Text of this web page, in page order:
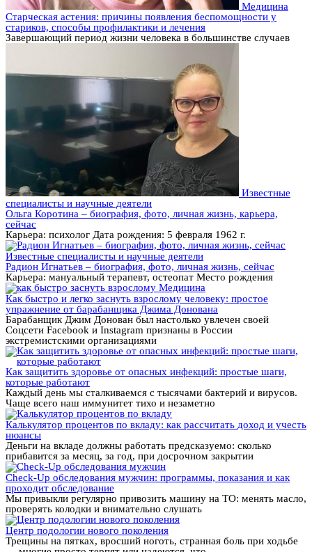
Медицина
Старческая астения: причины появления беспомощности у
стариков, способы профилактики и лечения
Завершающий период жизни человека в большинстве случаев
Известные
специалисты и научные деятели
Ольга Коротина – биография, фото, личная жизнь, карьера,
сейчас
Карьера: психолог Дата рождения: 5 февраля 1962 г.
Известные специалисты и научные деятели
Радион Игнатьев – биография, фото, личная жизнь, сейчас
Карьера: мануальный терапевт, остеопат Место рождения
Медицина
Как быстро и легко заснуть взрослому человеку: простое
упражнение от барабанщика Джима Донована
Барабанщик Джим Донован был настолько увлечен своей
Соцсети Facebook и Instagram признаны в России
экстремистскими организациями
Как защитить здоровье от опасных инфекций: простые шаги,
которые работают
Каждый день мы сталкиваемся с тысячами бактерий и вирусов.
Чаще всего наш иммунитет тихо и незаметно
Калькулятор процентов по вкладу: как рассчитать доход и учесть
нюансы
Деньги на вкладе должны работать предсказуемо: сколько
прибавится за месяц, за год, при досрочном закрытии
Check-Up обследования мужчин: программы, показания и как
проходит обследование
Мы привыкли регулярно привозить машину на ТО: менять масло,
проверять колодки и внимательно слушать
Центр подологии нового поколения
Трещины на пятках, вросший ноготь, странная боль при ходьбе